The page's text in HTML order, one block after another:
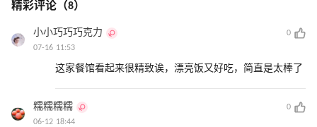
精彩评论（8）
小小巧巧巧克力
0
07-16 11:53
这家餐馆看起来很精致诶，漂亮饭又好吃，简直是太棒了
糯糯糯糯
0
06-12 18:44